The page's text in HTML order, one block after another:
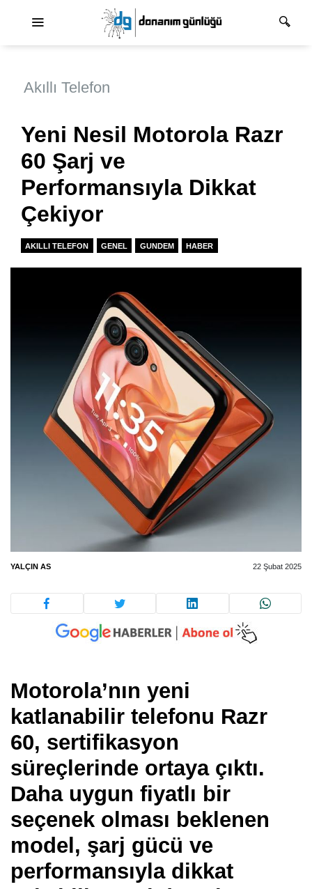
Akıllı Telefon
Yeni Nesil Motorola Razr
60 Şarj ve
Performansıyla Dikkat
Çekiyor
AKILLI TELEFON GENEL GUNDEM HABER
YALÇIN AS 22 Şubat 2025
Motorola’nın yeni
katlanabilir telefonu Razr
60, sertifikasyon
süreçlerinde ortaya çıktı.
Daha uygun fiyatlı bir
seçenek olması beklenen
model, şarj gücü ve
performansıyla dikkat